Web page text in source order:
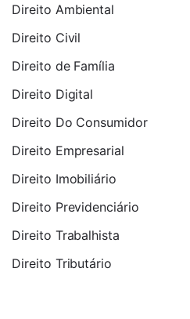
Direito Ambiental
Direito Civil
Direito de Família
Direito Digital
Direito Do Consumidor
Direito Empresarial
Direito Imobiliário
Direito Previdenciário
Direito Trabalhista
Direito Tributário